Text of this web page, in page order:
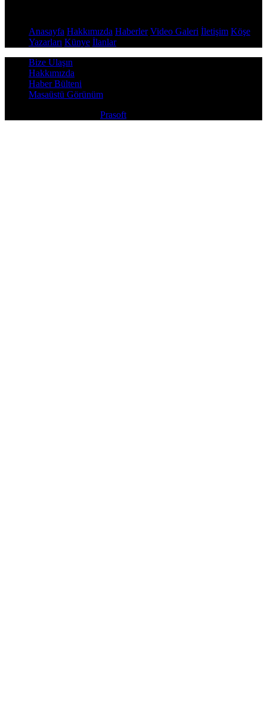
Anasayfa Hakkımızda Haberler Video Galeri İletişim Köşe
Yazarları Künye İlanlar
Bize Ulaşın
Hakkımızda
Haber Bülteni
Masaüstü Görünüm
Prasoft